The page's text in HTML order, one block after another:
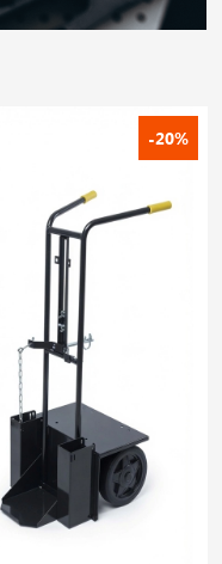
-20%